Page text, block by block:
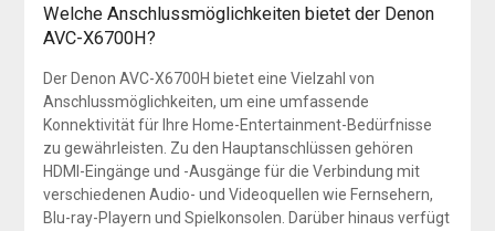
Welche Anschlussmöglichkeiten bietet der Denon
AVC-X6700H?
Der Denon AVC-X6700H bietet eine Vielzahl von
Anschlussmöglichkeiten, um eine umfassende
Konnektivität für Ihre Home-Entertainment-Bedürfnisse
zu gewährleisten. Zu den Hauptanschlüssen gehören
HDMI-Eingänge und -Ausgänge für die Verbindung mit
verschiedenen Audio- und Videoquellen wie Fernsehern,
Blu-ray-Playern und Spielkonsolen. Darüber hinaus verfügt